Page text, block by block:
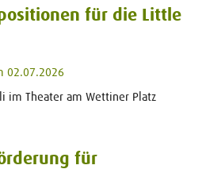
für die Little
02.07.2026
im Theater am Wettiner Platz
für